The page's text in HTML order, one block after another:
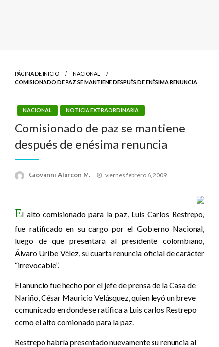
PÁGINA DE INICIO
NACIONAL
COMISIONADO DE PAZ SE MANTIENE DESPUÉS DE ENÉSIMA RENUNCIA
NACIONAL NOTICIA EXTRAORDINARIA
Comisionado de paz se mantiene
después de enésima renuncia
Giovanni Alarcón M.
Publicado
viernes febrero 6, 2009
El alto comisionado para la paz, Luis Carlos Restrepo,
fue ratificado en su cargo por el Gobierno Nacional,
luego de que presentará al presidente colombiano,
Álvaro Uribe Vélez, su cuarta renuncia oficial de carácter
“irrevocable”.
El anuncio fue hecho por el jefe de prensa de la Casa de
Nariño, César Mauricio Velásquez, quien leyó un breve
comunicado en donde se ratifica a Luis carlos Restrepo
como el alto comionado para la paz.
Restrepo habría presentado nuevamente su renuncia al